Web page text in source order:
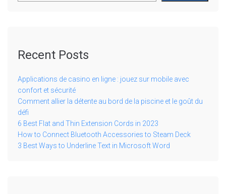
Recent Posts
Applications de casino en ligne : jouez sur mobile avec
confort et sécurité
Comment allier la détente au bord de la piscine et le goût du
défi
6 Best Flat and Thin Extension Cords in 2023
How to Connect Bluetooth Accessories to Steam Deck
3 Best Ways to Underline Text in Microsoft Word